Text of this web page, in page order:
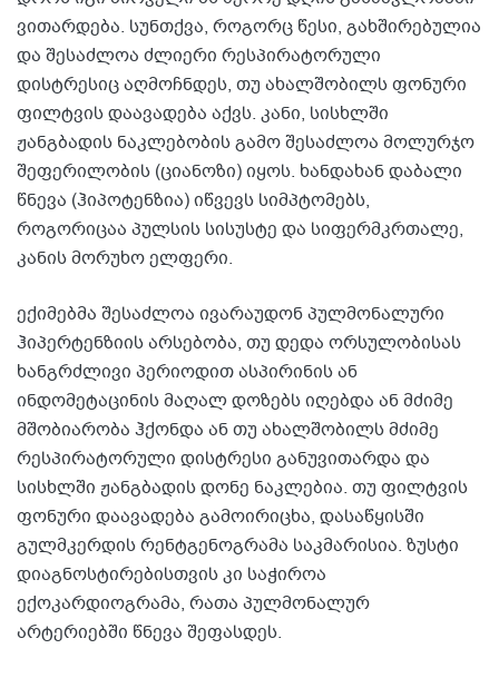
ვითარდება. სუნთქვა, როგორც წესი, გახშირებულია
და შესაძლოა ძლიერი რესპირატორული
დისტრესიც აღმოჩნდეს, თუ ახალშობილს ფონური
ფილტვის დაავადება აქვს. კანი, სისხლში
ჟანგბადის ნაკლებობის გამო შესაძლოა მოლურჯო
შეფერილობის (ციანოზი) იყოს. ხანდახან დაბალი
წნევა (ჰიპოტენზია) იწვევს სიმპტომებს,
როგორიცაა პულსის სისუსტე და სიფერმკრთალე,
კანის მორუხო ელფერი.
ექიმებმა შესაძლოა ივარაუდონ პულმონალური
ჰიპერტენზიის არსებობა, თუ დედა ორსულობისას
ხანგრძლივი პერიოდით ასპირინის ან
ინდომეტაცინის მაღალ დოზებს იღებდა ან მძიმე
მშობიარობა ჰქონდა ან თუ ახალშობილს მძიმე
რესპირატორული დისტრესი განუვითარდა და
სისხლში ჟანგბადის დონე ნაკლებია. თუ ფილტვის
ფონური დაავადება გამოირიცხა, დასაწყისში
გულმკერდის რენტგენოგრამა საკმარისია. ზუსტი
დიაგნოსტირებისთვის კი საჭიროა
ექოკარდიოგრამა, რათა პულმონალურ
არტერიებში წნევა შეფასდეს.